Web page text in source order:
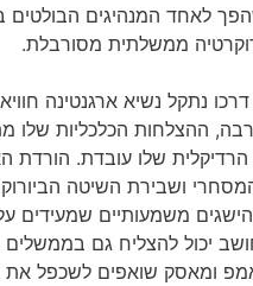
לאחד המנהיגים הבולטים
ממשלתית מסורבלת.
נתקל נשיא ארגנטינה
ההצלחות הכלכליות שלו
שלו עובדת. הורדת
ושבירת השיטה
משמעותיים שמעידים
יכול להצליח גם בממשלים
ומאסק שואפים לשכפל את